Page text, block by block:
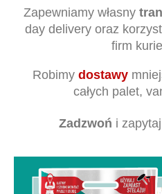
Zapewniamy własny
day delivery oraz
firm
Robimy dostawy
całych palet,
Zadzwoń i zapytaj